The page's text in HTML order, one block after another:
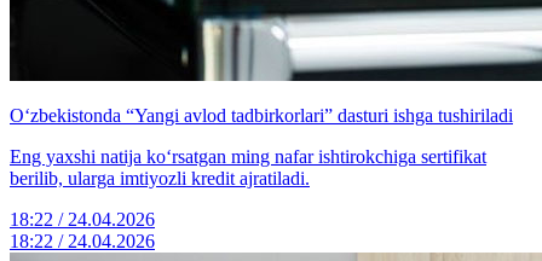
O‘zbekistonda “Yangi avlod tadbirkorlari” dasturi ishga tushiriladi
Eng yaxshi natija ko‘rsatgan ming nafar ishtirokchiga sertifikat
berilib, ularga imtiyozli kredit ajratiladi.
18:22 / 24.04.2026
18:22 / 24.04.2026